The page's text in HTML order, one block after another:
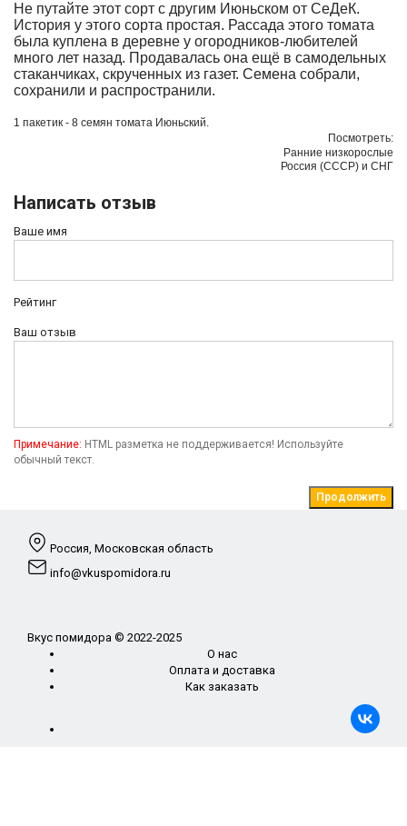
Не путайте этот сорт с другим Июньском от СеДеК.
История у этого сорта простая. Рассада этого томата
была куплена в деревне у огородников-любителей
много лет назад. Продавалась она ещё в самодельных
стаканчиках, скрученных из газет. Семена собрали,
сохранили и распространили.
1 пакетик - 8 семян томата Июньский.
Посмотреть:
Ранние низкорослые
Россия (СССР) и СНГ
Написать отзыв
Ваше имя
Рейтинг
Ваш отзыв
Примечание: HTML разметка не поддерживается! Используйте
обычный текст.
Продолжить
Россия, Московская область
info@vkuspomidora.ru
Вкус помидора © 2022-2025
О нас
Оплата и доставка
Как заказать